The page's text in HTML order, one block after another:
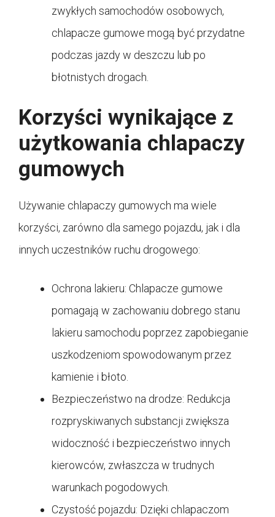
zwykłych samochodów osobowych,
chlapacze gumowe mogą być przydatne
podczas jazdy w deszczu lub po
błotnistych drogach.
Korzyści wynikające z
użytkowania chlapaczy
gumowych
Używanie chlapaczy gumowych ma wiele
korzyści, zarówno dla samego pojazdu, jak i dla
innych uczestników ruchu drogowego:
Ochrona lakieru: Chlapacze gumowe
pomagają w zachowaniu dobrego stanu
lakieru samochodu poprzez zapobieganie
uszkodzeniom spowodowanym przez
kamienie i błoto.
Bezpieczeństwo na drodze: Redukcja
rozpryskiwanych substancji zwiększa
widoczność i bezpieczeństwo innych
kierowców, zwłaszcza w trudnych
warunkach pogodowych.
Czystość pojazdu: Dzięki chlapaczom